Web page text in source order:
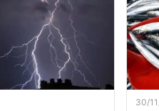
30/